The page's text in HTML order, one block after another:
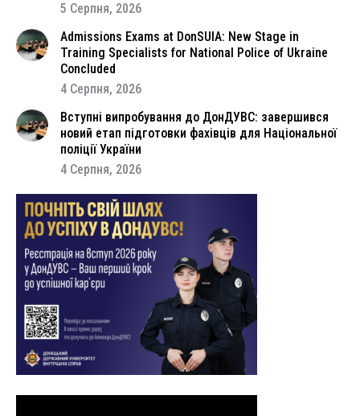
5 Серпня, 2026
Admissions Exams at DonSUIA: New Stage in
Training Specialists for National Police of Ukraine
Concluded
4 Серпня, 2026
Вступні випробування до ДонДУВС: завершився
новий етап підготовки фахівців для Національної
поліції України
4 Серпня, 2026